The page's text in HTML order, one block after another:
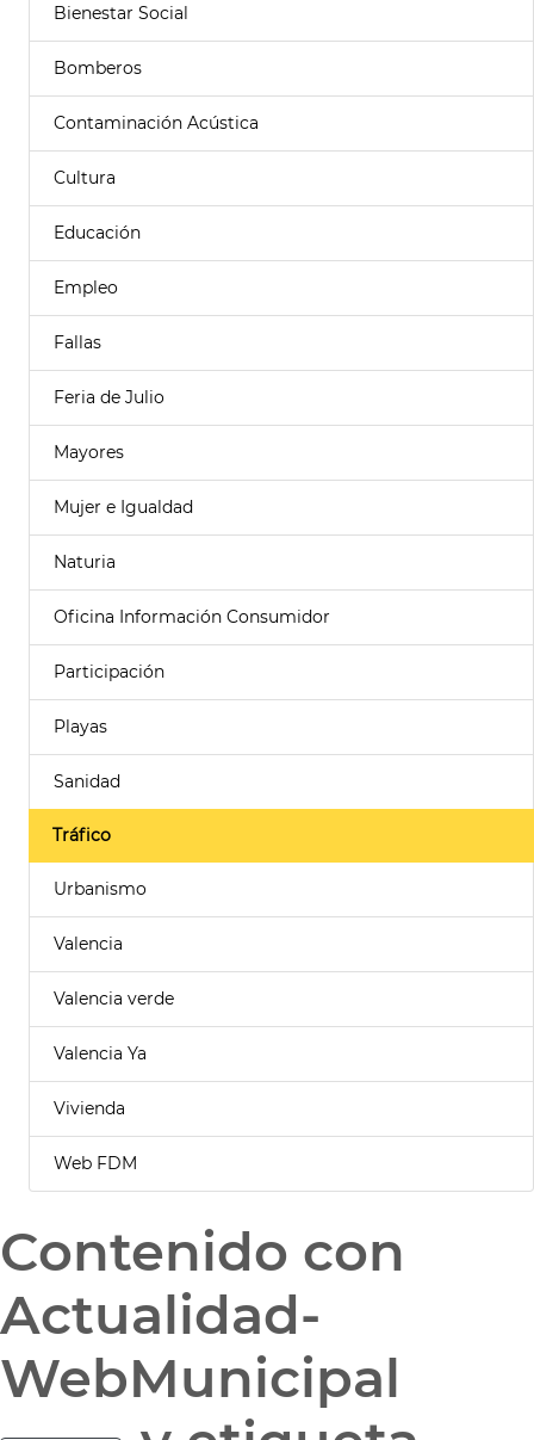
Bienestar Social
Bomberos
Contaminación Acústica
Cultura
Educación
Empleo
Fallas
Feria de Julio
Mayores
Mujer e Igualdad
Naturia
Oficina Información Consumidor
Participación
Playas
Sanidad
Tráfico
Urbanismo
Valencia
Valencia verde
Valencia Ya
Vivienda
Web FDM
Contenido con
Actualidad-
WebMunicipal